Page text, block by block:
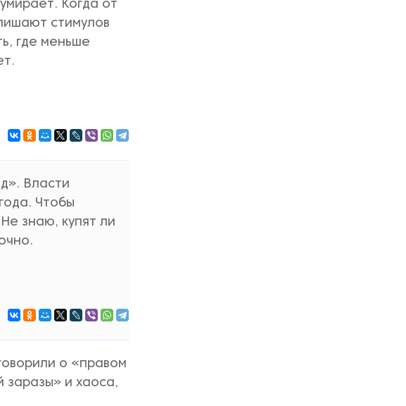
Когда от
стимулов
где меньше
Власти
Чтобы
знаю, купят ли
о «правом
заразы» и хаоса,